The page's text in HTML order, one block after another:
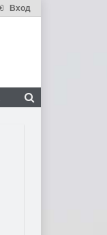
Вход